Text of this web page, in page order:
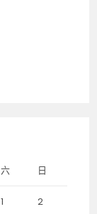
六 日
1 2